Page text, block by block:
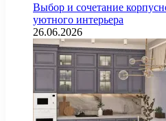
Выбор и сочетание
уютного интерьера
26.06.2026